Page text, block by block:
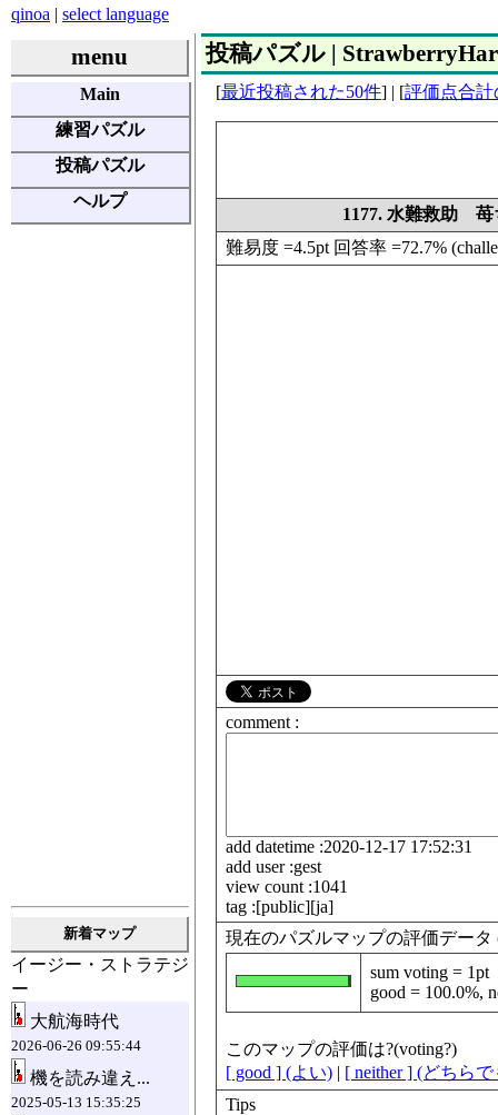
qinoa | select language
menu
Main
練習パズル
投稿パズル
ヘルプ
新着マップ
イージー・ストラテジ
ー
大航海時代
2026-06-26 09:55:44
機を読み違え...
2025-05-13 15:35:25
投稿パズル |
[最近投稿された50件] | [評価点合計
1177. 水難救助 苺
難易度 =4.5pt 回答率 =72.7%
comment :
add datetime :2020-12-17 17:52:31
add user :gest
view count :1041
tag :[public][ja]
現在のパズルマップの評価データ
sum voting = 1pt
good = 100.0%,
このマップの評価は?(voting?)
[ good ] (よい)| [ neither ] (どちら
Tips